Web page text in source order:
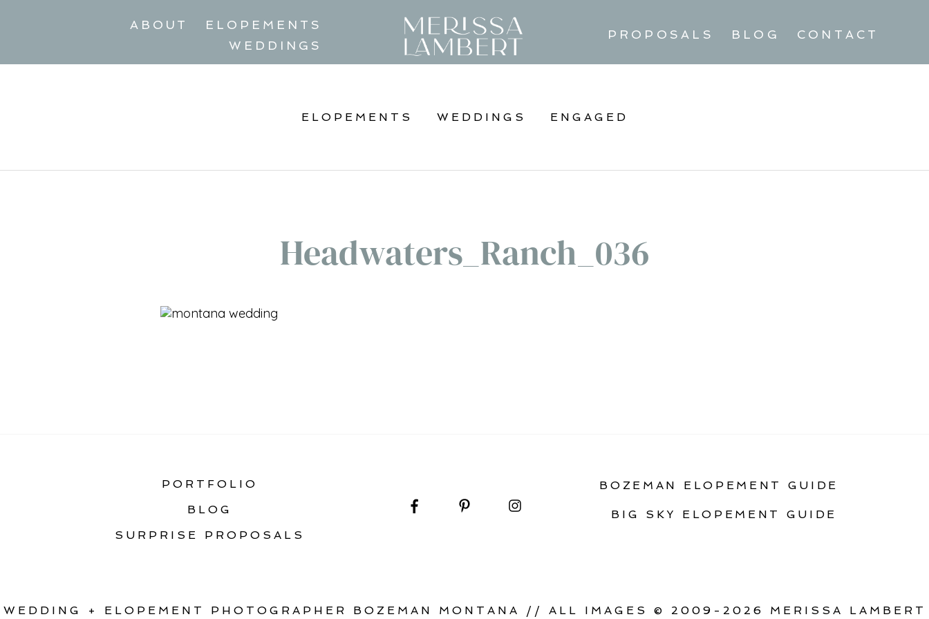
ABOUT
ELOPEMENTS
WEDDINGS
PROPOSALS BLOG CONTACT
ELOPEMENTS WEDDINGS ENGAGED
Headwaters_Ranch_036
PORTFOLIO
BLOG
SURPRISE PROPOSALS
BOZEMAN ELOPEMENT GUIDE
BIG SKY ELOPEMENT GUIDE
WEDDING + ELOPEMENT PHOTOGRAPHER BOZEMAN MONTANA // ALL IMAGES © 2009-2026 MERISSA LAMBERT